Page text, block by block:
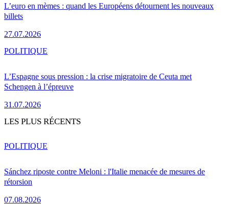
L’euro en mèmes : quand les Européens détournent les nouveaux
billets
27.07.2026
L’Espagne sous pression : la crise migratoire de Ceuta met
Schengen à l’épreuve
31.07.2026
POLITIQUE
LES PLUS RÉCENTS
Sánchez riposte contre Meloni : l'Italie menacée de mesures de
rétorsion
07.08.2026
POLITIQUE